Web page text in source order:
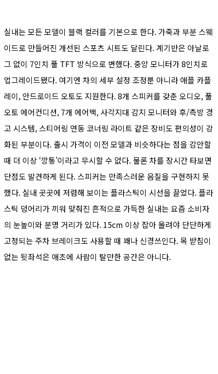
실내는 모든 모델이 블랙 컬러를 기본으로 한다. 가죽과 부분 스웨
이드로 만들어진 개선된 스포츠 시트도 달린다. 계기반은 아날로
그 없이 7인치 풀 TFT 방식으로 변했다. 중앙 모니터가 8인치로
업그레이드됐다. 여기엔 차의 세부 설정 조정뿐 아니라 애플 카플
레이, 안드로이드 오토도 지원한다. 8개 스피커를 갖춘 오디오, 풀
오토 에어컨디션, 7개 에어백, 사각지대 감지 모니터와 후/측방 경
고 시스템, 스티어링 연동 코너링 라이트 같은 장비도 편의성이 강
화된 부분이다. 출시 가격이 이전 모델과 비슷하다는 점을 감안할
때 더 이상 ‘깡통’이라고 무시할 수 없다. 물론 차를 장시간 타보면
단점도 발견하게 된다. 스피커는 만족스러운 음질을 구현하지 못
했다. 실내 곳곳에 저렴해 보이는 플라스틱이 시선을 끌었다. 플라
스틱 덩어리가 끼워 맞춰진 흔적으로 가득한 실내는 요즘 소비자
의 눈높이와 분명 거리가 있다. 15cm 이상 잡아 올려야 단단하게
고정되는 주차 브레이크도 사용할 때 꽤나 신경쓰인다. 목 받침이
없는 뒷좌석은 애초에 사람이 탈만한 공간은 아니다.